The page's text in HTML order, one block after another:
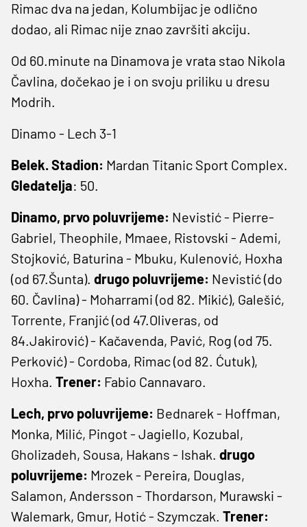
Rimac dva na jedan, Kolumbijac je odlično
dodao, ali Rimac nije znao završiti akciju.
Od 60.minute na Dinamova je vrata stao Nikola
Čavlina, dočekao je i on svoju priliku u dresu
Modrih.
Dinamo - Lech 3-1
Belek. Stadion: Mardan Titanic Sport Complex.
Gledatelja: 50.
Dinamo, prvo poluvrijeme: Nevistić - Pierre-
Gabriel, Theophile, Mmaee, Ristovski - Ademi,
Stojković, Baturina - Mbuku, Kulenović, Hoxha
(od 67.Šunta). drugo poluvrijeme: Nevistić (do
60. Čavlina) - Moharrami (od 82. Mikić), Galešić,
Torrente, Franjić (od 47.Oliveras, od
84.Jakirović) - Kačavenda, Pavić, Rog (od 75.
Perković) - Cordoba, Rimac (od 82. Ćutuk),
Hoxha. Trener: Fabio Cannavaro.
Lech, prvo poluvrijeme: Bednarek - Hoffman,
Monka, Milić, Pingot - Jagiello, Kozubal,
Gholizadeh, Sousa, Hakans - Ishak. drugo
poluvrijeme: Mrozek - Pereira, Douglas,
Salamon, Andersson - Thordarson, Murawski -
Walemark, Gmur, Hotić - Szymczak. Trener: